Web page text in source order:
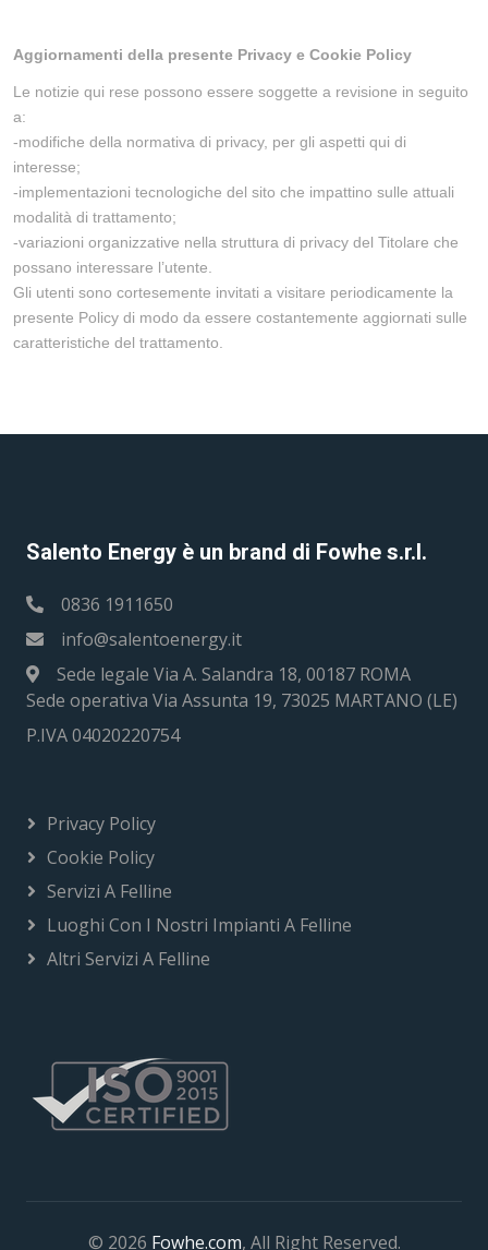
Aggiornamenti della presente Privacy e Cookie Policy
Le notizie qui rese possono essere soggette a revisione in seguito
a:
-modifiche della normativa di privacy, per gli aspetti qui di
interesse;
-implementazioni tecnologiche del sito che impattino sulle attuali
modalità di trattamento;
-variazioni organizzative nella struttura di privacy del Titolare che
possano interessare l’utente.
Gli utenti sono cortesemente invitati a visitare periodicamente la
presente Policy di modo da essere costantemente aggiornati sulle
caratteristiche del trattamento.
Salento Energy è un brand di Fowhe s.r.l.
0836 1911650
info@salentoenergy.it
Sede legale Via A. Salandra 18, 00187 ROMA
Sede operativa Via Assunta 19, 73025 MARTANO (LE)
P.IVA 04020220754
Privacy Policy
Cookie Policy
Servizi A Felline
Luoghi Con I Nostri Impianti A Felline
Altri Servizi A Felline
© 2026 Fowhe.com, All Right Reserved.